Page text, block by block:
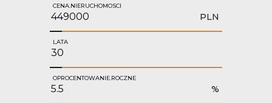
CENA.NIERUCHOMOSCI
PLN
LATA
OPROCENTOWANIE.ROCZNE
%